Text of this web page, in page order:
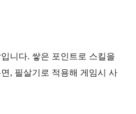
니다. 쌓은 포인트로 스킬을
, 필살기로 적용해 게임시 사